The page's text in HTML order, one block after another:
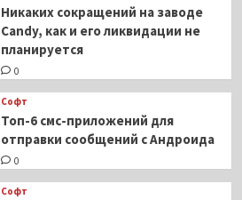
Никаких сокращений на заводе
Candy, как и его ликвидации не
планируется
0
Софт
Топ-6 смс-приложений для
отправки сообщений с Андроида
0
Софт